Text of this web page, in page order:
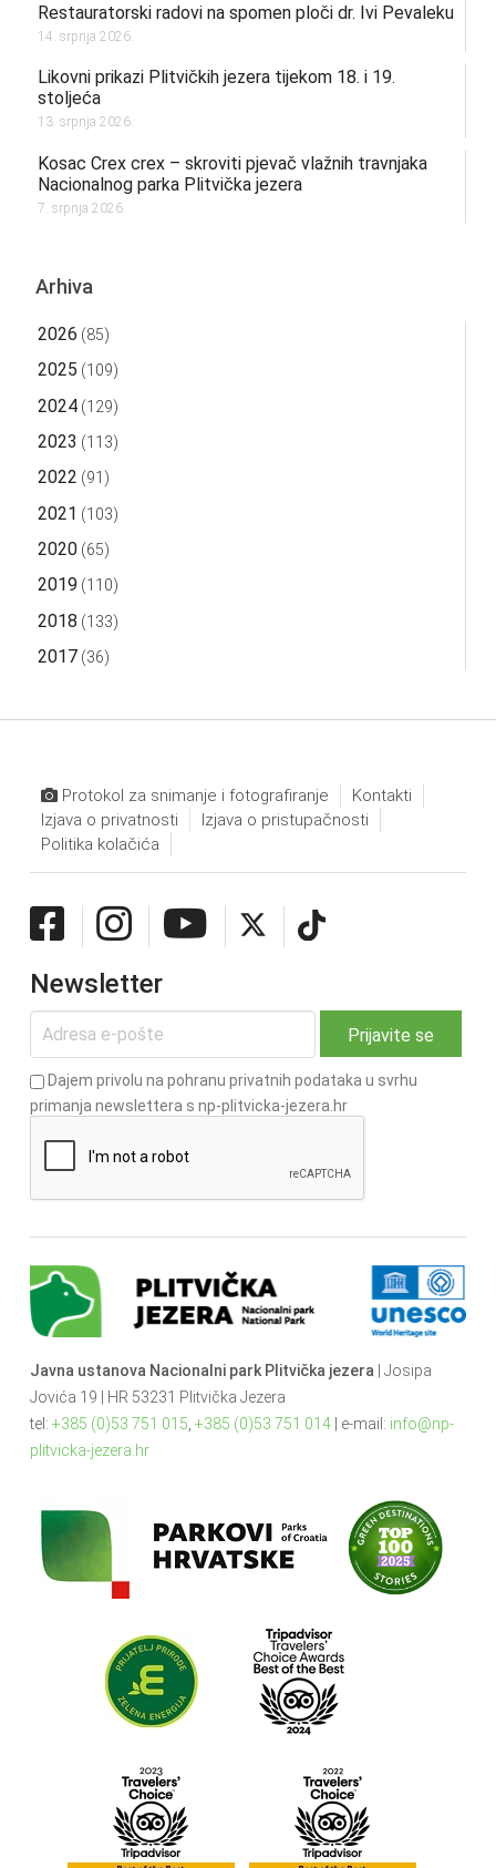
Restauratorski radovi na spomen ploči dr. Ivi Pevaleku
14. srpnja 2026.
Likovni prikazi Plitvičkih jezera tijekom 18. i 19.
stoljeća
13. srpnja 2026.
Kosac Crex crex – skroviti pjevač vlažnih travnjaka
Nacionalnog parka Plitvička jezera
7. srpnja 2026.
Arhiva
2026 (85)
2025 (109)
2024(129)
2023 (113)
2022 (91)
2021 (103)
2020(65)
2019 (110)
2018 (133)
2017(36)
Protokol za snimanje i fotografiranje
Kontakti
Izjava o privatnosti
Izjava o pristupačnosti
Politika kolačića
Newsletter
Dajem privolu na pohranu privatnih podataka u svrhu
primanja newslettera s np-plitvicka-jezera.hr
Javna ustanova Nacionalni park Plitvička jezera | Josipa
Jovića 19 | HR 53231 Plitvička Jezera
tel: +385 (0)53 751 015 +385 (0)53 751 014| e-mail: info@np-
plitvicka-jezera.hr